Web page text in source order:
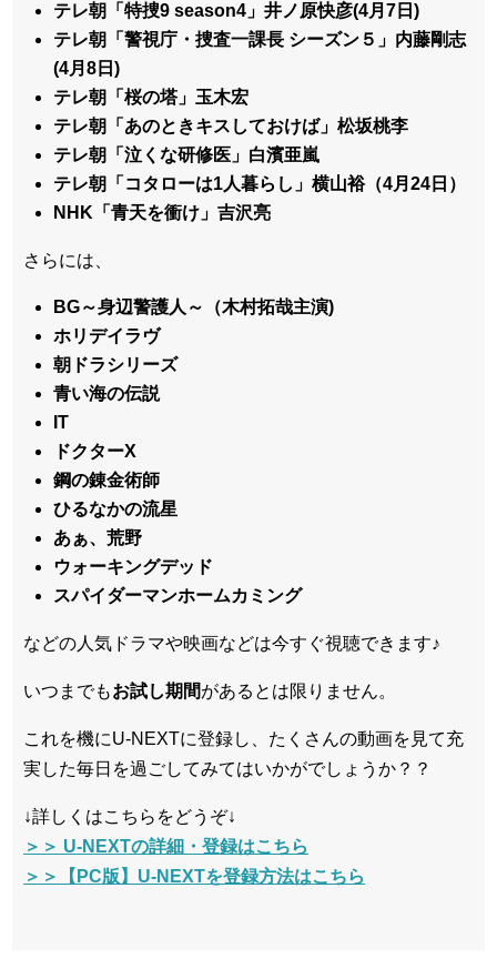
テレ朝「特捜9 season4」井ノ原快彦(4月7日)
テレ朝「警視庁・捜査一課長 シーズン５」内藤剛志
(4月8日)
テレ朝「桜の塔」玉木宏
テレ朝「あのときキスしておけば」松坂桃李
テレ朝「泣くな研修医」白濱亜嵐
テレ朝「コタローは1人暮らし」横山裕（4月24日）
NHK「青天を衝け」吉沢亮
さらには、
BG～身辺警護人～（木村拓哉主演)
ホリデイラヴ
朝ドラシリーズ
青い海の伝説
IT
ドクターX
鋼の錬金術師
ひるなかの流星
あぁ、荒野
ウォーキングデッド
スパイダーマンホームカミング
などの人気ドラマや映画などは今すぐ視聴できます♪
いつまでもお試し期間があるとは限りません。
これを機にU-NEXTに登録し、たくさんの動画を見て充
実した毎日を過ごしてみてはいかがでしょうか？？
↓詳しくはこちらをどうぞ↓
＞＞ U-NEXTの詳細・登録はこちら
＞＞【PC版】U-NEXTを登録方法はこちら